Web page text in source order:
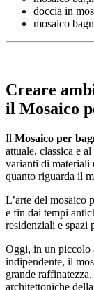
doccia in
mosaico
Creare
il Mosaico
Il Mosaico per
attuale, classica e
varianti di materiali
quanto riguarda il
L’arte del mosaico
e fin dai tempi
residenziali e spazi
Oggi, in un piccolo
indipendente, il
grande
architettoniche